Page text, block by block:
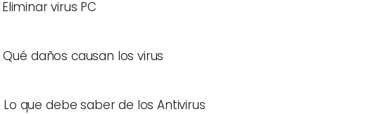
Eliminar virus PC
Qué daños causan los virus
Lo que debe saber de los Antivirus